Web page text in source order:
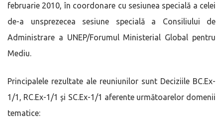
februarie 2010, în coordonare cu sesiunea specială a celei
de-a unsprezecea sesiune specială a Consiliului de
Administrare a UNEP/Forumul Ministerial Global pentru
Mediu.
Principalele rezultate ale reuniunilor sunt Deciziile BC.Ex-
1/1, RC.Ex-1/1 și SC.Ex-1/1 aferente următoarelor domenii
tematice: